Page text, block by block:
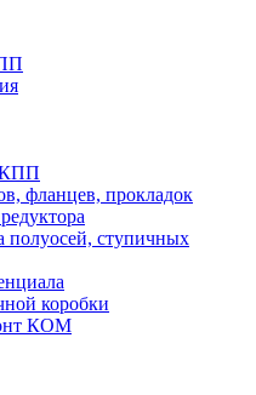
КПП
фланцев, прокладок
полуосей, ступичных
коробки
КОМ